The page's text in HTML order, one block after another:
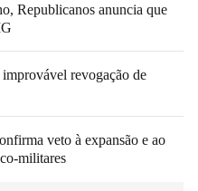
Republicanos anuncia que
revogação de
veto à expansão e ao
militares